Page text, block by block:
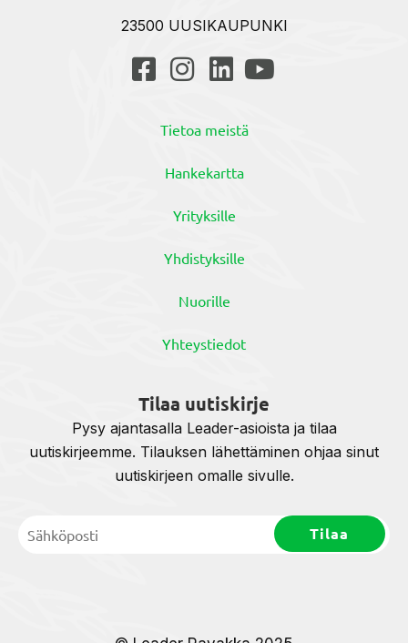
23500 UUSIKAUPUNKI
Tietoa meistä
Hankekartta
Yrityksille
Yhdistyksille
Nuorille
Yhteystiedot
Tilaa uutiskirje
Pysy ajantasalla Leader-asioista ja tilaa
uutiskirjeemme. Tilauksen lähettäminen ohjaa sinut
uutiskirjeen omalle sivulle.